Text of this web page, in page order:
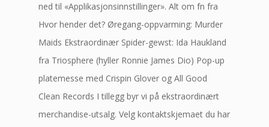
ned til «Applikasjonsinnstillinger». Alt om fn fra
Hvor hender det? Øregang-oppvarming: Murder
Maids Ekstraordinær Spider-gewst: Ida Haukland
fra Triosphere (hyller Ronnie James Dio) Pop-up
platemesse med Crispin Glover og All Good
Clean Records I tillegg byr vi på ekstraordinært
merchandise-utsalg. Velg kontaktskjemaet du har